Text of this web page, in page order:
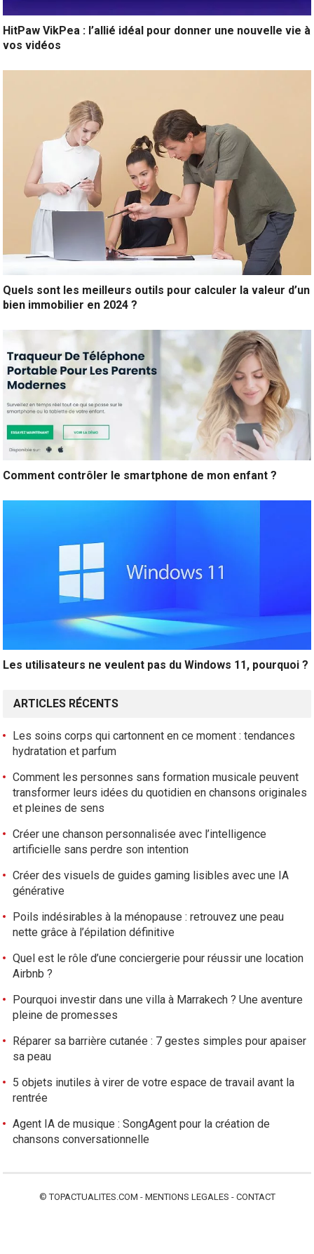
HitPaw VikPea : l’allié idéal pour donner une nouvelle vie à
vos vidéos
Quels sont les meilleurs outils pour calculer la valeur d’un
bien immobilier en 2024 ?
Comment contrôler le smartphone de mon enfant ?
Les utilisateurs ne veulent pas du Windows 11, pourquoi ?
ARTICLES RÉCENTS
Les soins corps qui cartonnent en ce moment : tendances
hydratation et parfum
Comment les personnes sans formation musicale peuvent
transformer leurs idées du quotidien en chansons originales
et pleines de sens
Créer une chanson personnalisée avec l’intelligence
artificielle sans perdre son intention
Créer des visuels de guides gaming lisibles avec une IA
générative
Poils indésirables à la ménopause : retrouvez une peau
nette grâce à l’épilation définitive
Quel est le rôle d’une conciergerie pour réussir une location
Airbnb ?
Pourquoi investir dans une villa à Marrakech ? Une aventure
pleine de promesses
Réparer sa barrière cutanée : 7 gestes simples pour apaiser
sa peau
5 objets inutiles à virer de votre espace de travail avant la
rentrée
Agent IA de musique : SongAgent pour la création de
chansons conversationnelle
©TOPACTUALITES.COM - MENTIONS LEGALES - CONTACT